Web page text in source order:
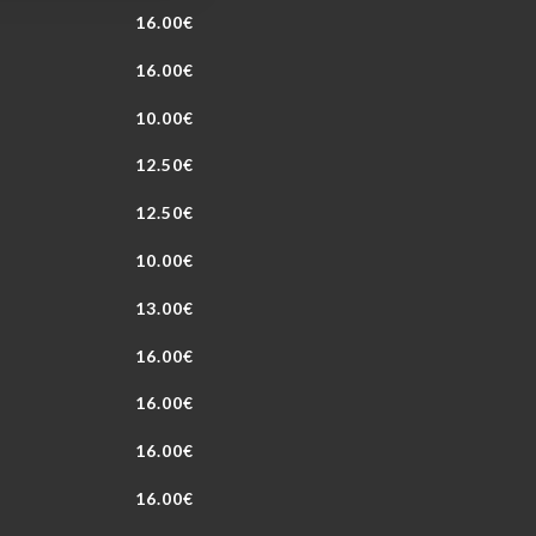
16.00€
16.00€
10.00€
12.50€
12.50€
10.00€
13.00€
16.00€
16.00€
16.00€
16.00€